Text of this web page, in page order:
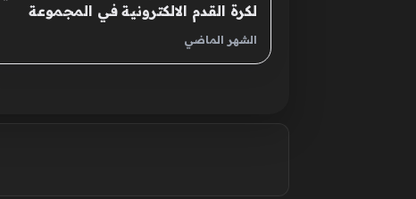
لكرة القدم الالكترونية في المجموعة
الثانية
الشهر الماضي